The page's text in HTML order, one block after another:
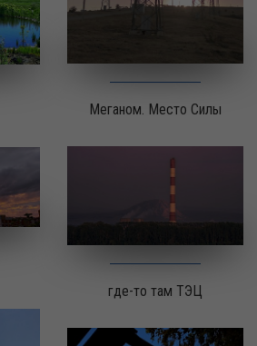
Меганом. Место Силы
где-то там ТЭЦ